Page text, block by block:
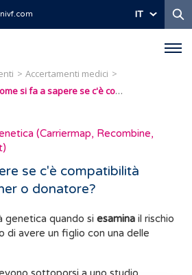
IT
Accertamenti medici
Come si fa a sapere se c'è compatibilità genetica tra partner o donatore?
(Carriermap, Recombine,
se c'è compatibilità
o donatore?
genetica quando si esamina il rischio
di avere un figlio con una delle